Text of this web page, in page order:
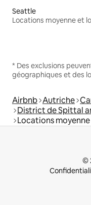
Seattle
* Des exclusions
géographiques et des
Airbnb Autriche
District de Spittal
Locations
©